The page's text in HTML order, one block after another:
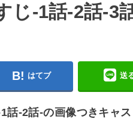
じ-1話-2話-3
はてブ 送
-2話-の画像つきキャ